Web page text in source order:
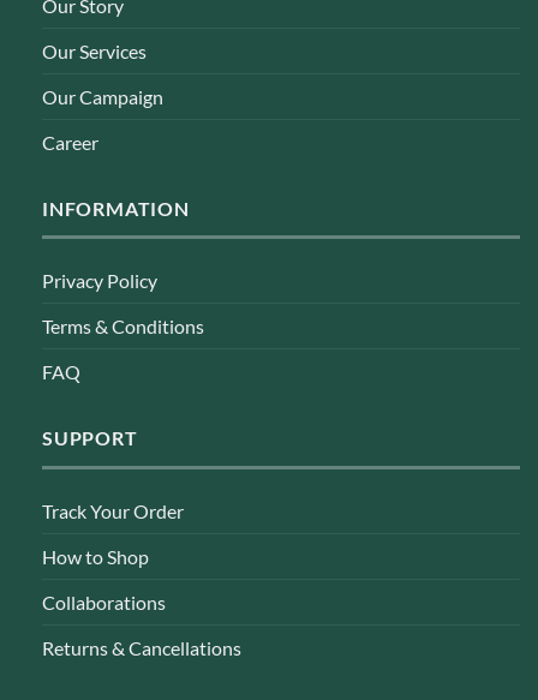
Our Story
Our Services
Our Campaign
Career
INFORMATION
Privacy Policy
Terms & Conditions
FAQ
SUPPORT
Track Your Order
How to Shop
Collaborations
Returns & Cancellations